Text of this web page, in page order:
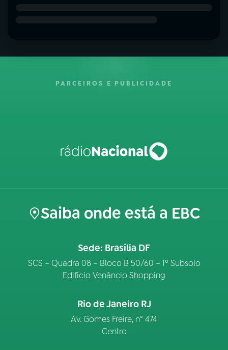
PARCEIROS E PUBLICIDADE
Saiba onde está a EBC
Sede: Brasília DF
SCS – Quadra 08 – Bloco B 50/60 – 1º Subsolo
Edifício Venâncio Shopping
Rio de Janeiro RJ
Av. Gomes Freire, n° 474
Centro